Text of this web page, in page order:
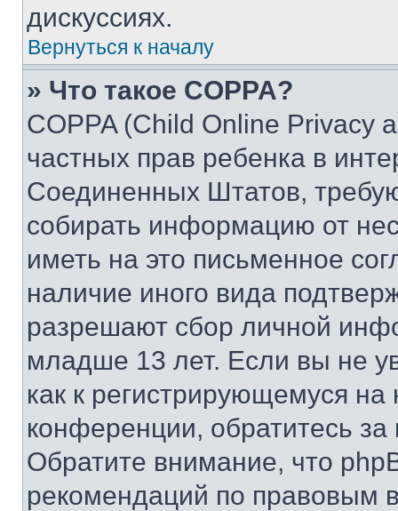
дискуссиях.
Вернуться к началу
» Что такое COPPA?
COPPA (Child Online Privacy
частных прав ребенка в
Соединенных Штатов,
собирать информацию от
иметь на это письменное
наличие иного вида
разрешают сбор личной
младше 13 лет. Если вы не
как к регистрирующемуся
конференции, обратитесь
Обратите внимание, что
рекомендаций по правовым